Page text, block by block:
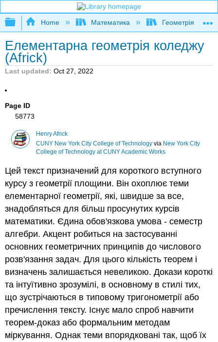
Expand/collapse global hierarchy
Home Математика Геометрія
Елементарна геометрія коледжу
(Africk)
Last updated Oct 27, 2022
Page ID
58773
Henry Africk
CUNY New York City College of Technologyvia New York City
College of Technology at CUNY Academic Works
Цей текст призначений для короткого вступного
курсу з геометрії площини. Він охоплює теми
елементарної геометрії, які, швидше за все,
знадобляться для більш просунутих курсів
математики. Єдина обов'язкова умова - семестр
алгебри. Акцент робиться на застосуванні
основних геометричних принципів до числового
розв'язання задач. Для цього кількість теорем і
визначень залишається невеликою. Докази короткі
та інтуїтивно зрозумілі, в основному в стилі тих,
що зустрічаються в типовому тригонометрії або
пречислення тексту. Існує мало спроб навчити
теорем-доказ або формальним методам
міркування. Однак теми впорядковані так, щоб їх